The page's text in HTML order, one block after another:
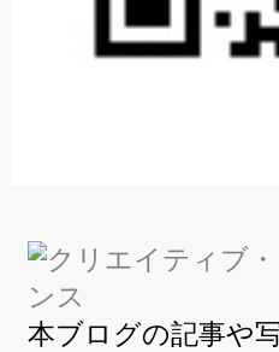
本ブログの記事や